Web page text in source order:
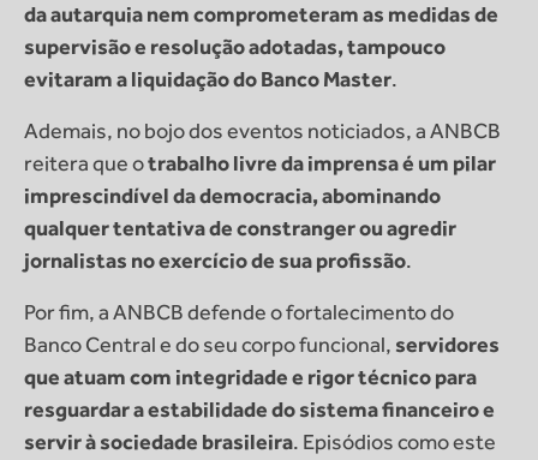
da autarquia nem comprometeram as medidas de
supervisão e resolução adotadas, tampouco
evitaram a liquidação do Banco Master.
Ademais, no bojo dos eventos noticiados, a ANBCB
reitera que otrabalho livre da imprensa é um pilar
imprescindível da democracia, abominando
qualquer tentativa de constranger ou agredir
jornalistas no exercício de sua profissão.
Por fim, a ANBCB defende o fortalecimento do
Banco Central e do seu corpo funcional, servidores
que atuam com integridade e rigor técnico para
resguardar a estabilidade do sistema financeiro e
servir à sociedade brasileira. Episódios como este